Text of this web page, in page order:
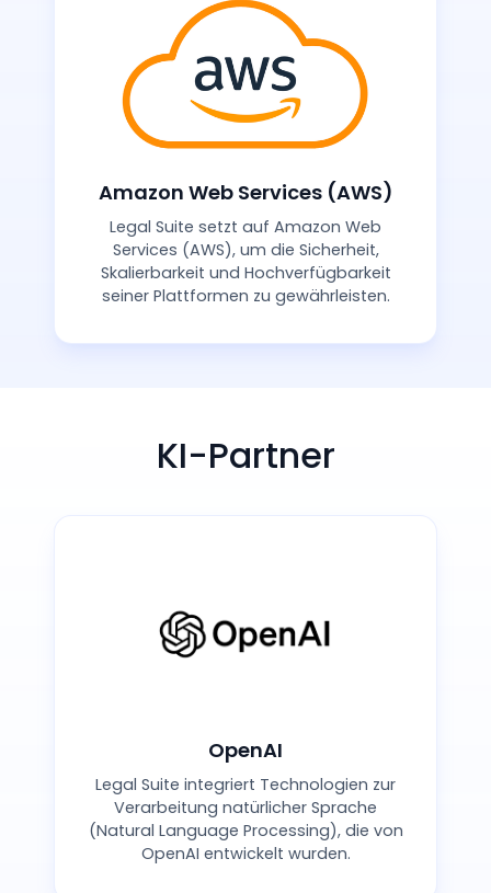
Amazon Web Services (AWS)
Legal Suite setzt auf Amazon Web
Services (AWS), um die Sicherheit,
Skalierbarkeit und Hochverfügbarkeit
seiner Plattformen zu gewährleisten.
KI-Partner
OpenAI
Legal Suite integriert Technologien zur
Verarbeitung natürlicher Sprache
(Natural Language Processing), die von
OpenAI entwickelt wurden.